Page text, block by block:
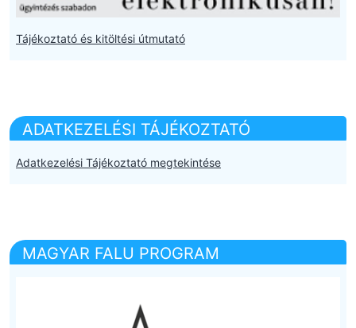
Tájékoztató és kitöltési útmutató
ADATKEZELÉSI TÁJÉKOZTATÓ
Adatkezelési Tájékoztató megtekintése
MAGYAR FALU PROGRAM